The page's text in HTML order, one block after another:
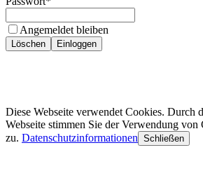
Angemeldet bleiben
Löschen Einloggen
Diese Webseite verwendet Cookies. Durch
Webseite stimmen Sie der Verwendung von
zu. Datenschutzinformationen Schließen